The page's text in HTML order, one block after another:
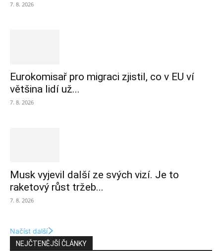
7. 8. 2026
Eurokomisař pro migraci zjistil, co v EU ví
většina lidí už...
7. 8. 2026
Musk vyjevil další ze svých vizí. Je to
raketový růst tržeb...
7. 8. 2026
Načíst další
NEJČTENĚJŠÍ ČLÁNKY